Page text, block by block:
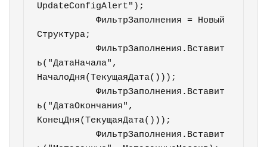
UpdateConfigAlert");
Структура;
ь("ДатаНачала",
НачалоДня(ТекущаяДата()));
ь("ДатаОкончания",
КонецДня(ТекущаяДата()));